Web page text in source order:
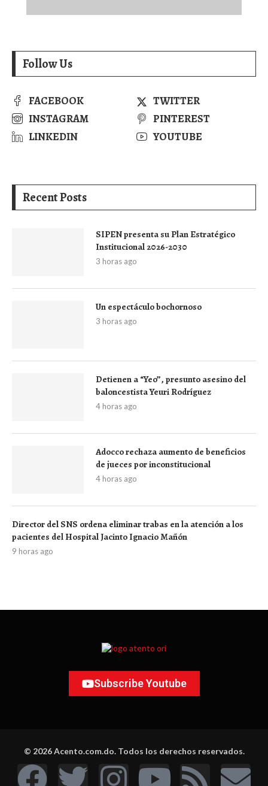
Follow Us
FACEBOOK
TWITTER
INSTAGRAM
PINTEREST
LINKEDIN
YOUTUBE
Recent Posts
SIPEN presenta su Plan Estratégico
Institucional 2026-2030
3 horas ago
Un espectáculo bochornoso
3 horas ago
Detienen a “Yeo”, presunto asesino del
baloncestista Yeuri Rodríguez
4 horas ago
Adocco rechaza aumento de beneficios
de jueces por inconstitucional
4 horas ago
Director del SNS ordena eliminar trabas en la atención a los
pacientes del Hospital Jacinto Ignacio Mañón
9 horas ago
Subscribe Youtube
© 2026 Acento.com.do. Todos los derechos reservados.